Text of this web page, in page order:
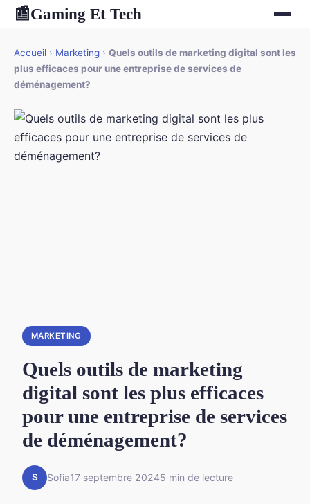
📰Gaming Et Tech
Accueil › Marketing › Quels outils de marketing digital sont les
plus efficaces pour une entreprise de services de
déménagement?
MARKETING
Quels outils de marketing
digital sont les plus efficaces
pour une entreprise de services
de déménagement?
S Sofia17 septembre 20245 min de lecture